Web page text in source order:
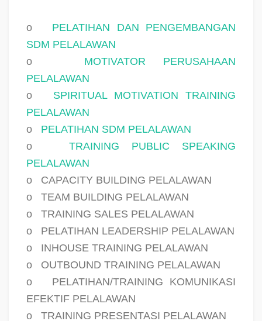
o
PELATIHAN DAN PENGEMBANGAN
SDM PELALAWAN
o
MOTIVATOR PERUSAHAAN
PELALAWAN
o
SPIRITUAL MOTIVATION TRAINING
PELALAWAN
o
PELATIHAN SDM PELALAWAN
o
TRAINING PUBLIC SPEAKING
PELALAWAN
o
CAPACITY BUILDING PELALAWAN
o
TEAM BUILDING PELALAWAN
o
TRAINING SALES PELALAWAN
o
PELATIHAN LEADERSHIP PELALAWAN
o
INHOUSE TRAINING PELALAWAN
o
OUTBOUND TRAINING PELALAWAN
o
PELATIHAN/TRAINING KOMUNIKASI
EFEKTIF PELALAWAN
o
TRAINING PRESENTASI PELALAWAN